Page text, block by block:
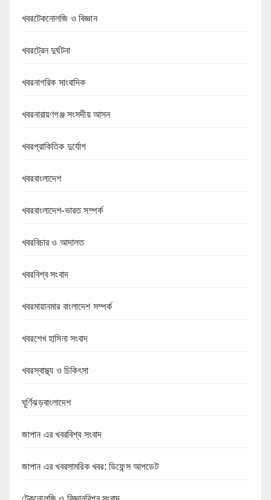
খবরটেকনোলজি ও বিজ্ঞান
খবরট্রেন দুর্ঘটনা
খবরনাগরিক সাংবাদিক
খবরনারায়ণগঞ্জ সংসদীয় আসন
খবরপ্রাকিতিক দুর্যোগ
খবরবাংলাদেশ
খবরবাংলাদেশ-ভারত সম্পর্ক
খবরবিচার ও আদালত
খবরবিশ্ব সংবাদ
খবরমায়ানমার বাংলাদেশ সম্পর্ক
খবরশেখ হাসিনা সংবাদ
খবরস্বাস্থ্য ও চিকিৎসা
ঘূর্ণিঝড়বাংলাদেশ
জাপান এর খবরবিশ্ব সংবাদ
জাপান এর খবরসামরিক খবর: ডিফেন্স আপডেট